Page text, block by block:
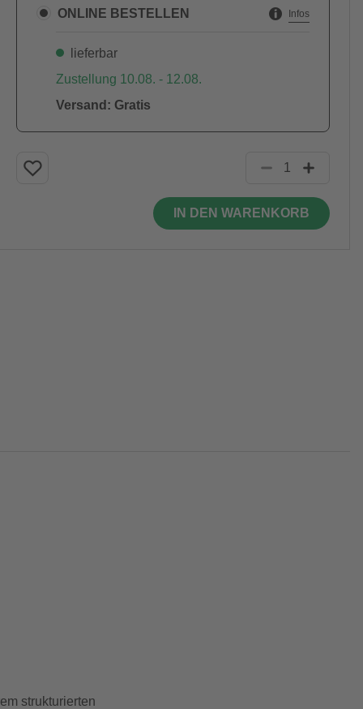
ONLINE BESTELLEN Infos
lieferbar
Zustellung 10.08. - 12.08.
Versand: Gratis
IN DEN WARENKORB
strukturierten